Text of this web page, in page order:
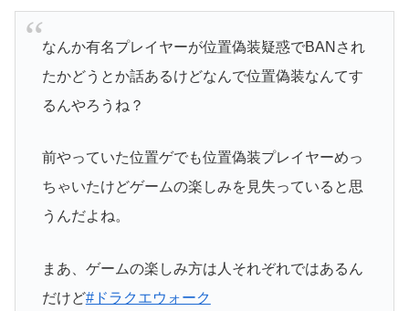
なんか有名プレイヤーが位置偽装疑惑でBANされ
たかどうとか話あるけどなんで位置偽装なんてす
るんやろうね？
前やっていた位置ゲでも位置偽装プレイヤーめっ
ちゃいたけどゲームの楽しみを見失っていると思
うんだよね。
まあ、ゲームの楽しみ方は人それぞれではあるん
だけど#ドラクエウォーク